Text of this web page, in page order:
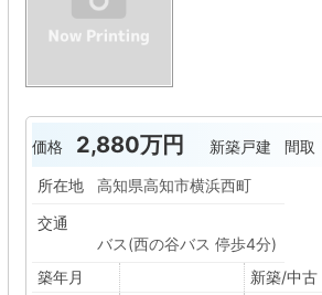
価格 2,880万円 新築戸建 間取
所在地
高知県高知市横浜西町
交通
バス(西の谷バス 停歩4分)
築年月
新築/中古